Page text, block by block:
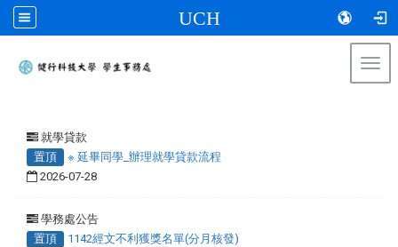
UCH
就學貸款
置頂
※ 延畢同學_辦理就學貸款流程
2026-07-28
學務處公告
置頂
1142經文不利獲獎名單(分月核發)